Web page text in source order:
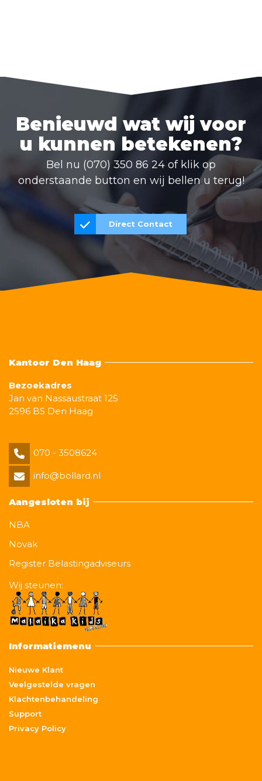
Benieuwd wat wij voor
u kunnen betekenen?
Bel nu (070) 350 86 24 of klik op
onderstaande button en wij bellen u terug!
Direct Contact
Kantoor Den Haag
Bezoekadres
Jan van Nassaustraat 125
2596 BS Den Haag
070 - 3508624
info@bollard.nl
Aangesloten bij
NBA
Novak
Register Belastingadviseurs
Wij steunen:
Informatiemenu
Nieuwe Klant
Veelgestelde vragen
Klachtenbehandeling
Support
Privacy Policy